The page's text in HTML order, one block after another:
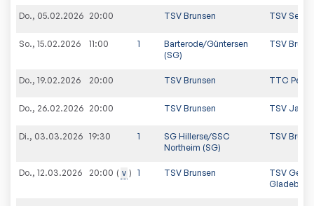
Do., 05.02.2026 20:00 TSV Brunsen TSV
So., 15.02.2026 11:00 1
Barterode/Güntersen
(SG)
TSV
Do., 19.02.2026 20:00 TSV Brunsen TTC Pe-
Do., 26.02.2026 20:00 TSV Brunsen TSV Jahn
Di., 03.03.2026 19:30 1
SG Hillerse/SSC
Northeim (SG)
TSV
Do., 12.03.2026 20:00 v 1 TSV Brunsen
TSV
Gladebeck